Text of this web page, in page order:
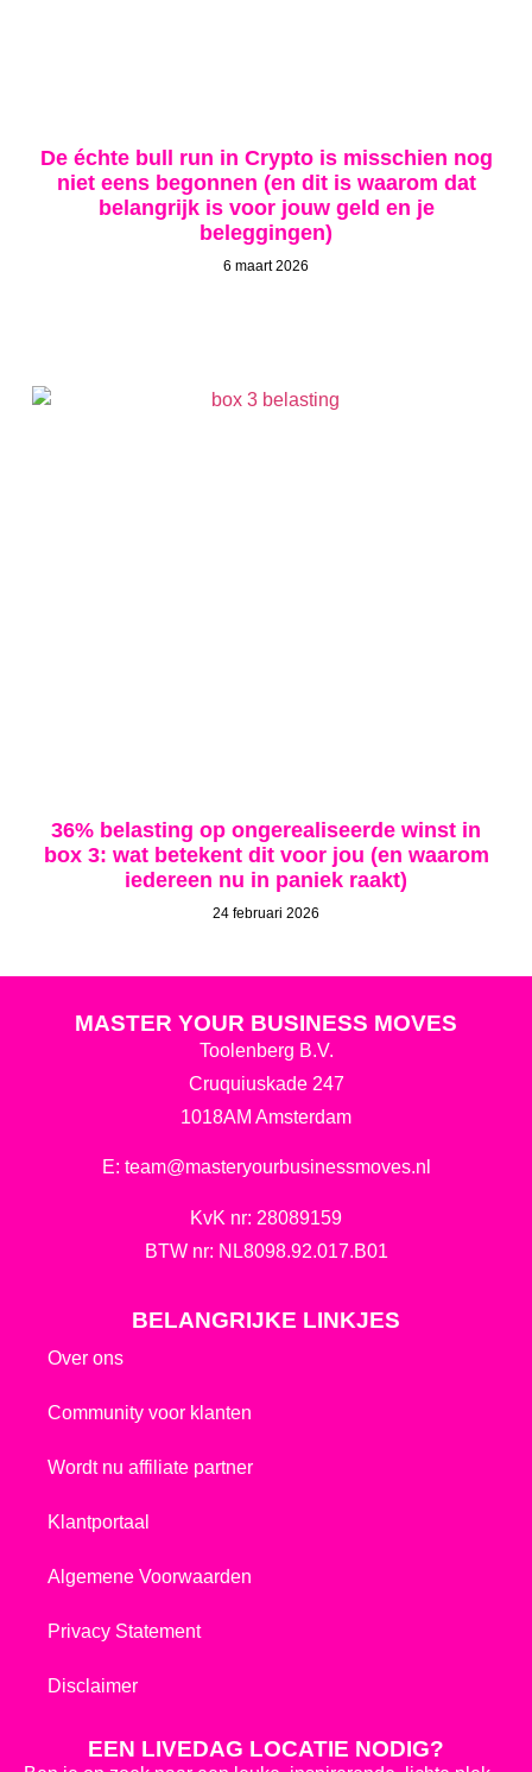
De échte bull run in Crypto is misschien nog
niet eens begonnen (en dit is waarom dat
belangrijk is voor jouw geld en je
beleggingen)
6 maart 2026
36% belasting op ongerealiseerde winst in
box 3: wat betekent dit voor jou (en waarom
iedereen nu in paniek raakt)
24 februari 2026
MASTER YOUR BUSINESS MOVES
Toolenberg B.V.
Cruquiuskade 247
1018AM Amsterdam
E: team@masteryourbusinessmoves.nl
KvK nr: 28089159
BTW nr: NL8098.92.017.B01
BELANGRIJKE LINKJES
Over ons
Community voor klanten
Wordt nu affiliate partner
Klantportaal
Algemene Voorwaarden
Privacy Statement
Disclaimer
EEN LIVEDAG LOCATIE NODIG?